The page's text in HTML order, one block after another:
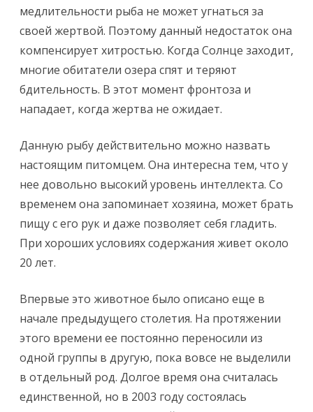
медлительности рыба не может угнаться за
своей жертвой. Поэтому данный недостаток она
компенсирует хитростью. Когда Солнце заходит,
многие обитатели озера спят и теряют
бдительность. В этот момент фронтоза и
нападает, когда жертва не ожидает.
Данную рыбу действительно можно назвать
настоящим питомцем. Она интересна тем, что у
нее довольно высокий уровень интеллекта. Со
временем она запоминает хозяина, может брать
пищу с его рук и даже позволяет себя гладить.
При хороших условиях содержания живет около
20 лет.
Впервые это животное было описано еще в
начале предыдущего столетия. На протяжении
этого времени ее постоянно переносили из
одной группы в другую, пока вовсе не выделили
в отдельный род. Долгое время она считалась
единственной, но в 2003 году состоялась